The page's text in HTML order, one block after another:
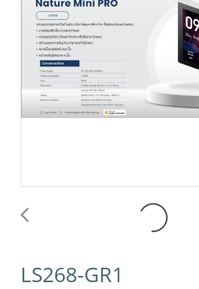
LS268-GR1